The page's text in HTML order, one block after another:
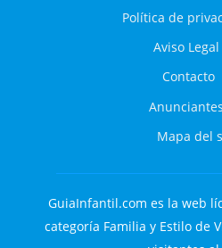
Política de
Aviso Legal
Contacto
Anunciantes
Mapa del
GuiaInfantil.com es la web
categoría Familia y Estilo de